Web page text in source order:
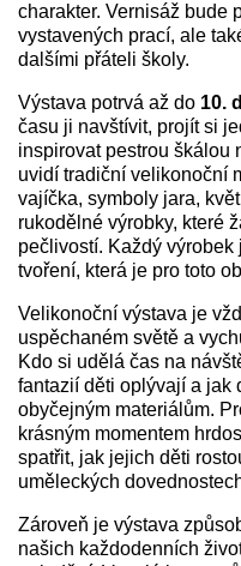
charakter. Vernisáž bude
vystavených prací, ale
dalšími přáteli školy.
Výstava potrvá až do 10.
času ji navštívit, projít si
inspirovat pestrou škálou
uvidí tradiční velikonoční
vajíčka, symboly jara,
rukodělné výrobky, které
pečlivostí. Každý
tvoření, která je pro toto
Velikonoční výstava je
uspěchaném světě a
Kdo si udělá čas na
fantazií děti oplývají a jak
obyčejným materiálům.
krásným momentem
spatřit, jak jejich děti
uměleckých
Zároveň je výstava
našich každodenních